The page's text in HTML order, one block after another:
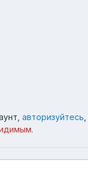
авторизуйтесь